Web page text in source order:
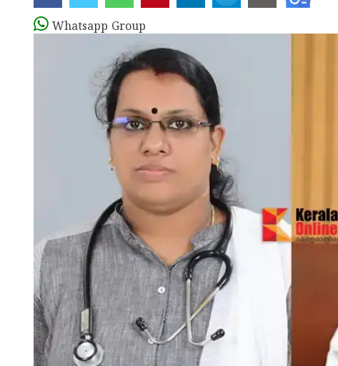
Whatsapp Group